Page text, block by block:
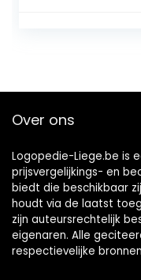
Floss(Color:白色)
Over ons
Logopedie-Liege.be is
prijsvergelijkings- en
biedt die beschikbaar
houdt via de laatst
zijn auteursrechtelijk
eigenaren. Alle
respectievelijke